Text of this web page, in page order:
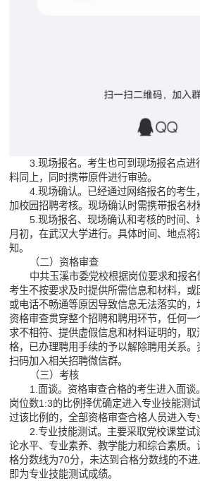
3.现场报名。考生也可到现场报名点进
料同上，同时携带原件进行审验。
4.现场确认。已经通过网络报名的考生
加校园招聘考核。现场确认时需携带报名材
5.现场报名、现场确认和考核的时间、
月初，在武汉大学进行。具体时间、地点
知。
（二）资格审查
中共玉溪市委党校根据岗位要求和报
考生不按要求及时提供所需信息和材料，
或电话不畅通等原因导致信息无法落实的，
资格审查贯穿整个招聘和聘用环节，任何
求不相符、提供虚假信息和材料证明的，
格，已办理聘用手续的予以解除聘用关系
扫码加入相关招聘微信群。
（三）考核
1.面谈。资格审查合格的考生进入面
岗位数1:3的比例择优确定进入专业技能测
过该比例的，全部资格审查合格人员进入专
2.专业技能测试。主要采取党校课堂
论水平、专业素养、教学能力和综合素质
格分数线为70分，未达到合格分数线的不
即为专业技能测试成绩。